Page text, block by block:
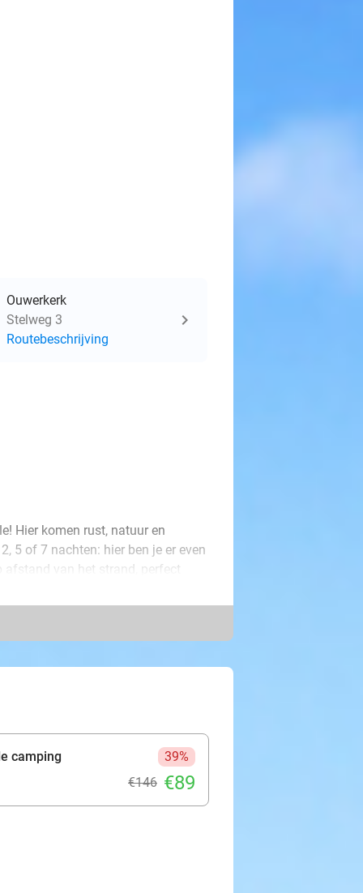
Ouwerkerk
Stelweg 3
Routebeschrijving
Hier komen rust, natuur en
5 of 7 nachten: hier ben je er even
van het strand, perfect
een terrasje pakken. Daarnaast
is voorzien van een eigen
er is van alles te beleven én
hand. Een onvergetelijke ervaring
camping
39%
€146 €89